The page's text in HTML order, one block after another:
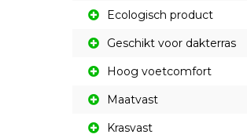
Ecologisch product
Geschikt voor dakterras
Hoog voetcomfort
Maatvast
Krasvast